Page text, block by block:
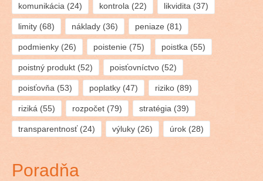
komunikácia (24) kontrola (22) likvidita (37)
limity (68) náklady(36) peniaze (81)
podmienky (26) poistenie (75) poistka (55)
poistný produkt (52) poisťovníctvo(52)
poisťovňa (53) poplatky(47) riziko(89)
riziká (55) rozpočet(79) stratégia (39)
transparentnosť(24) výluky(26) úrok(28)
Poradňa